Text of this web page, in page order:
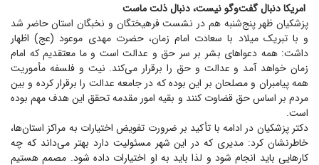
امریکا دنبال گفت‌و‌گو نیست، دنبال ذلت ماست
پزشکیان ظهر پنج‌شنبه هم در نشست فرهیختگان و نخبگان استان حاضر شد
و با تبریک میلاد با سعادت امام زمان، حضرت مهدی موعود (عج) اظهار
داشت: همه دعوا‌های بشر بر سر حق و عدالت است و ما معتقدیم که امام
زمان خواهد آمد و عدالت و حق را برقرار می‌کند. نیت و فلسفه مأموریت
همه پیامبران و مصلحان بر این بوده که در جامعه عدالت را برقرار کرده و بین
مردم بر اساس حق قضاوت کنند و بقیه امور مقدمه تحقق این هدف مهم بوده
است.
دکتر پزشکیان در ادامه با تأکید بر ضرورت تفویض اختیارات به مراکز استان‌ها،
خاطرنشان کرد: مدیری که در این شهر مسئولیت دارد بهتر می‌داند که چه
کار‌هایی باید انجام شود و لذا باید به او اختیارات داده شود. مصمم هستیم